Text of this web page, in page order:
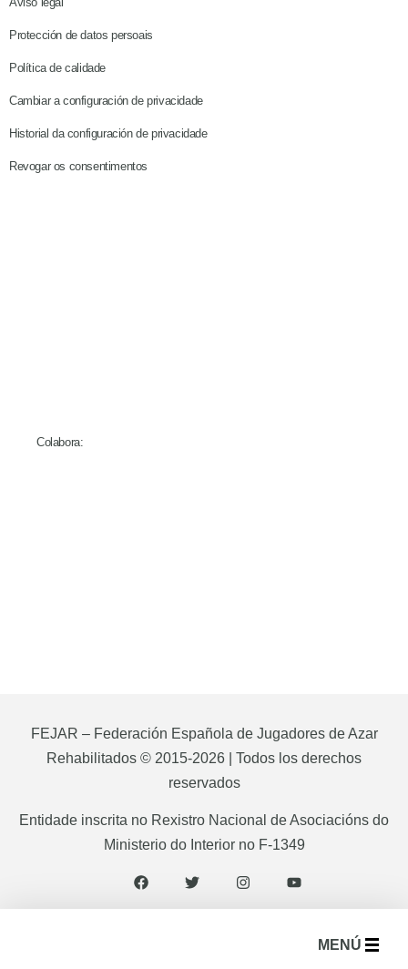
Protección de datos persoais
Política de calidade
Cambiar a configuración de privacidade
Historial da configuración de privacidade
Revogar os consentimentos
Colabora:
FEJAR – Federación Española de Jugadores de Azar
Rehabilitados © 2015-2026 | Todos los derechos
reservados
Entidade inscrita no Rexistro Nacional de Asociacións do
Ministerio do Interior no F-1349